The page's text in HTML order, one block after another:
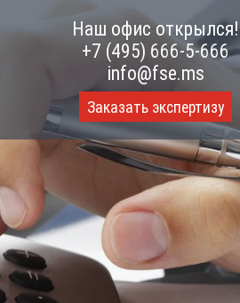
Наш офис открылся!
+7 (495) 666-5-666
info@fse.ms
Заказать экспертизу